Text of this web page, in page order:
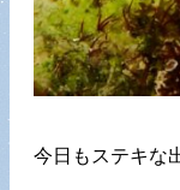
今日もステキな